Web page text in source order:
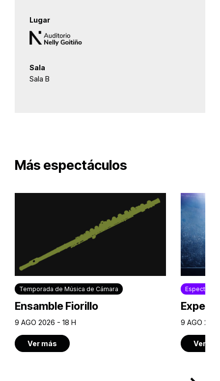
Lugar
Sala
Sala B
Más espectáculos
Temporada de Música de Cámara
Ensamble Fiorillo
9 AGO 2026 - 18 H
Ver más
9 AGO
Ver